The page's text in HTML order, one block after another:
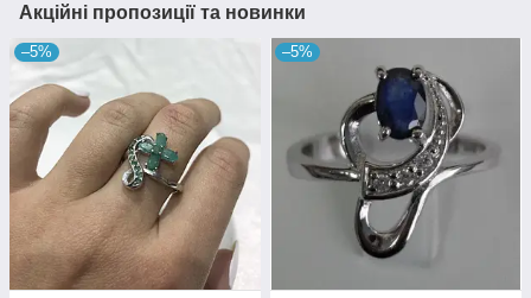
Акційні пропозиції та новинки
–5% –5%